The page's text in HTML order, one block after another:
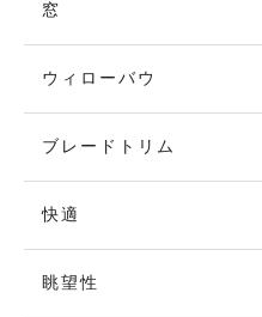
窓
ウィローバウ
ブレードトリム
快適
眺望性